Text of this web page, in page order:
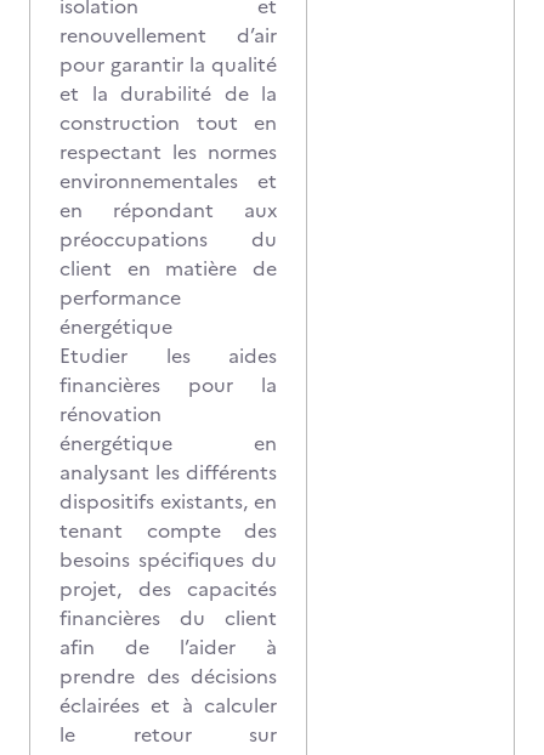
isolation et
renouvellement d’air
pour garantir la qualité
et la durabilité de la
construction tout en
respectant les normes
environnementales et
en répondant aux
préoccupations du
client en matière de
performance
énergétique
Etudier les aides
financières pour la
rénovation
énergétique en
analysant les différents
dispositifs existants, en
tenant compte des
besoins spécifiques du
projet, des capacités
financières du client
afin de l’aider à
prendre des décisions
éclairées et à calculer
le retour sur